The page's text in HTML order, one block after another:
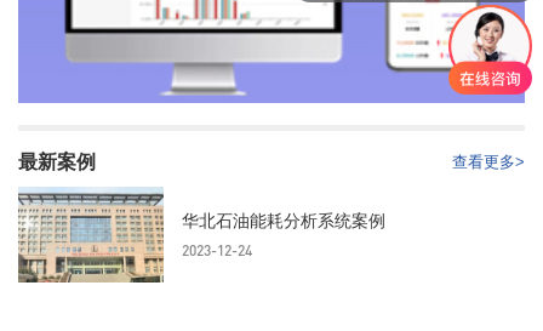
最新案例 查看更多>
华北石油能耗分析系统案例
2023-12-24